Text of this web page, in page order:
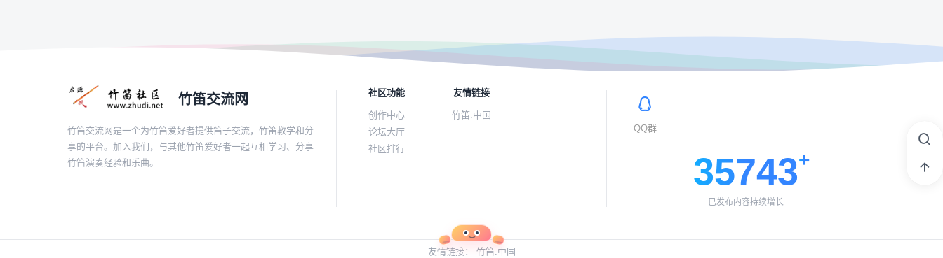
竹笛交流网
竹笛交流网是一个为竹笛爱好者提供笛子交流，竹笛教学和分
享的平台。加入我们，与其他竹笛爱好者一起互相学习、分享
竹笛演奏经验和乐曲。
社区功能
创作中心
论坛大厅
社区排行
友情链接
竹笛.中国
QQ群
35743
已发布内容持续增长
友情链接： 竹笛.中国